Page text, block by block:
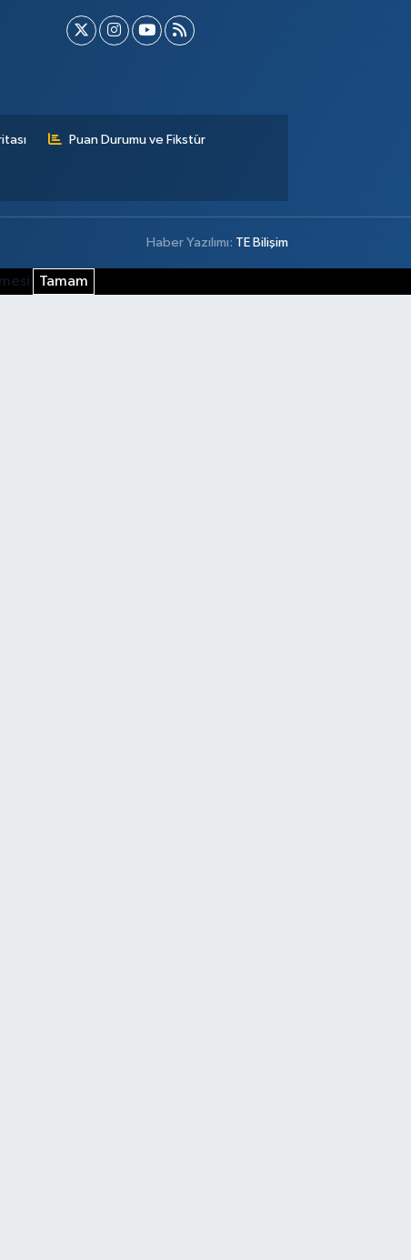
Puan Durumu ve Fikstür
Haber Yazılımı: TE Bilişim
Tamam